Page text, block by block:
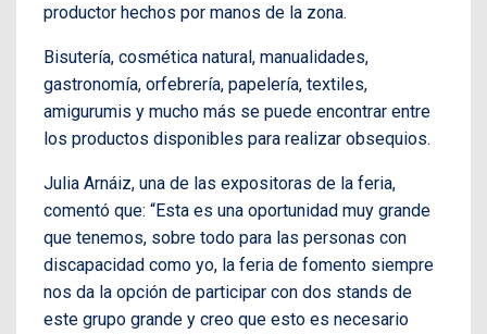
productor hechos por manos de la zona.
Bisutería, cosmética natural, manualidades,
gastronomía, orfebrería, papelería, textiles,
amigurumis y mucho más se puede encontrar entre
los productos disponibles para realizar obsequios.
Julia Arnáiz, una de las expositoras de la feria,
comentó que: “Esta es una oportunidad muy grande
que tenemos, sobre todo para las personas con
discapacidad como yo, la feria de fomento siempre
nos da la opción de participar con dos stands de
este grupo grande y creo que esto es necesario